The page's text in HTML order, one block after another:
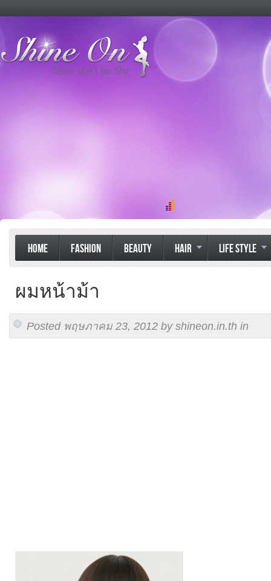
HOME FASHION BEAUTY HAIR LIFE STYLE
ผมหน้าม้า
Posted พฤษภาคม 23, 2012 by shineon.in.th in